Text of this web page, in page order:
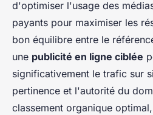
d'optimiser l'usage des
payants pour maximiser les
bon équilibre entre le
une publicité en ligne ciblée
significativement le trafic sur
pertinence et l'autorité du
classement organique